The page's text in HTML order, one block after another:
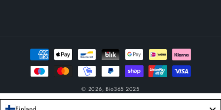
Maksutavat
© 2026, Bio365 2025